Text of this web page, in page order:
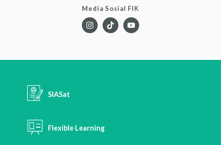
Media Sosial FIK
SIASat
Flexible Learning